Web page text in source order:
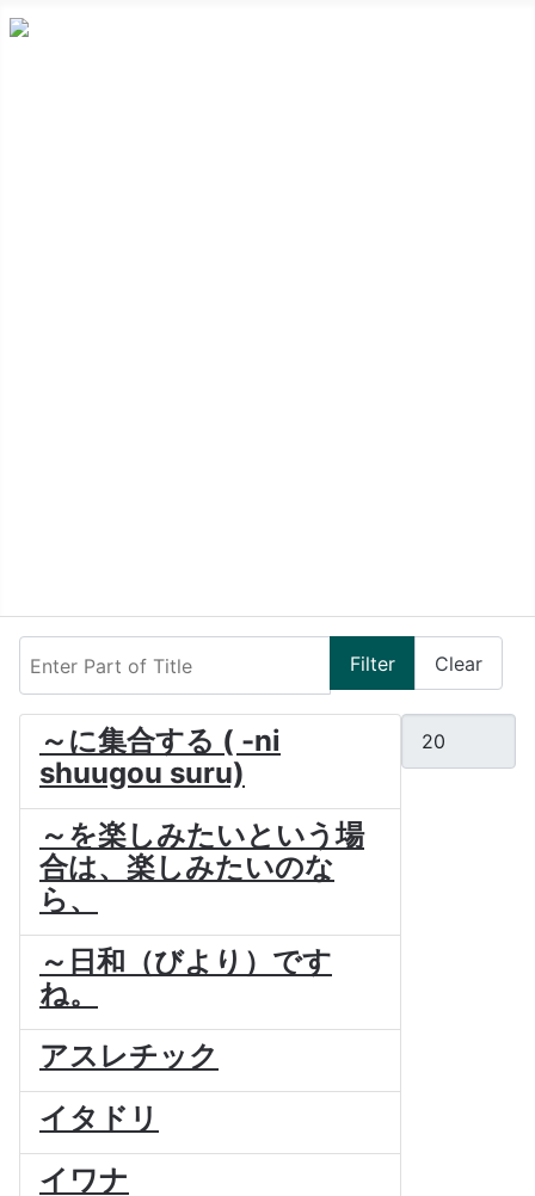
Filter Clear
～に集合する ( -ni
shuugou suru)
～を楽しみたいという場
合は、楽しみたいのな
ら、
～日和（びより）です
ね。
アスレチック
イタドリ
イワナ